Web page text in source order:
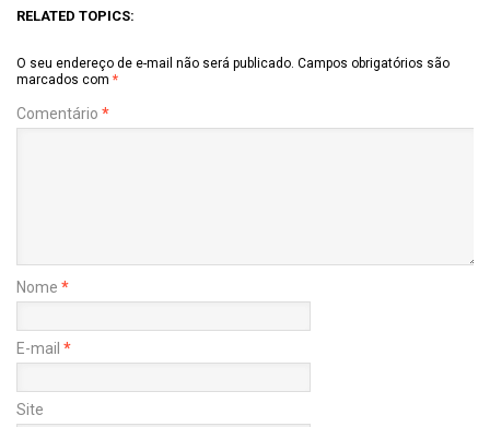
RELATED TOPICS:
O seu endereço de e-mail não será publicado. Campos obrigatórios são
marcados com *
Comentário *
Nome *
E-mail *
Site